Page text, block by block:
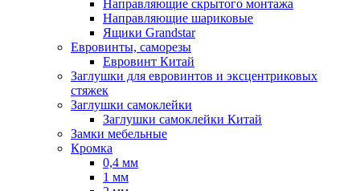
Направляющие скрытого монтажа
Направляющие шариковые
Ящики Grandstar
Евровинты, саморезы
Евровинт Китай
Заглушки для евровинтов и эксцентриковых
стяжек
Заглушки самоклейки
Заглушки самоклейки Китай
Замки мебельные
Кромка
0,4 мм
1 мм